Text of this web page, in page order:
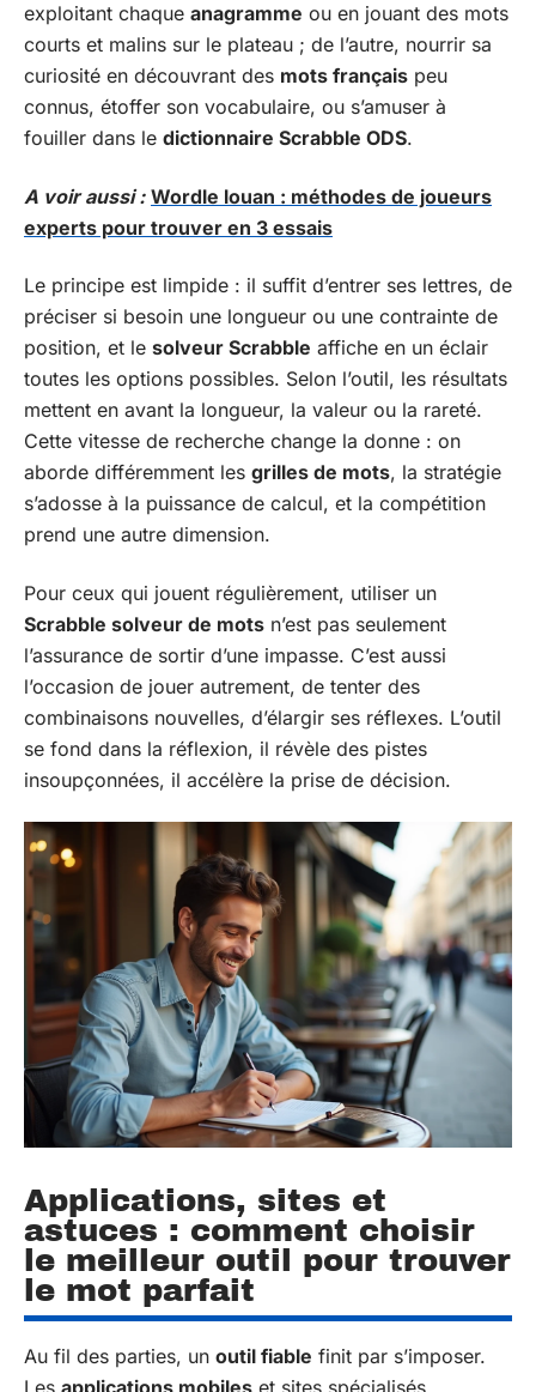
exploitant chaque anagramme ou en jouant des mots
courts et malins sur le plateau ; de l’autre, nourrir sa
curiosité en découvrant des mots français peu
connus, étoffer son vocabulaire, ou s’amuser à
fouiller dans le dictionnaire Scrabble ODS.
A voir aussi : Wordle louan : méthodes de joueurs
experts pour trouver en 3 essais
Le principe est limpide : il suffit d’entrer ses lettres, de
préciser si besoin une longueur ou une contrainte de
position, et le solveur Scrabble affiche en un éclair
toutes les options possibles. Selon l’outil, les résultats
mettent en avant la longueur, la valeur ou la rareté.
Cette vitesse de recherche change la donne : on
aborde différemment les grilles de mots, la stratégie
s’adosse à la puissance de calcul, et la compétition
prend une autre dimension.
Pour ceux qui jouent régulièrement, utiliser un
Scrabble solveur de mots n’est pas seulement
l’assurance de sortir d’une impasse. C’est aussi
l’occasion de jouer autrement, de tenter des
combinaisons nouvelles, d’élargir ses réflexes. L’outil
se fond dans la réflexion, il révèle des pistes
insoupçonnées, il accélère la prise de décision.
Applications, sites et
astuces : comment choisir
le meilleur outil pour trouver
le mot parfait
Au fil des parties, un outil fiable finit par s’imposer.
Les applications mobiles et sites spécialisés